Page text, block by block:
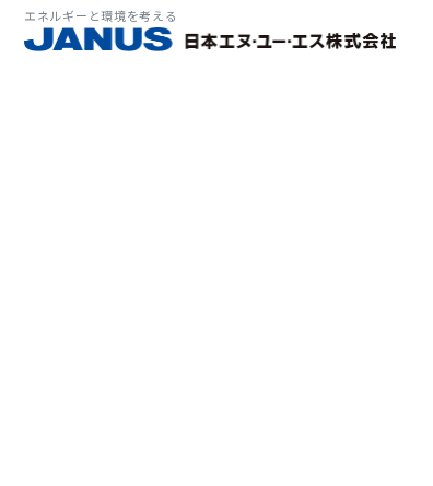
エネルギーと環境を考える